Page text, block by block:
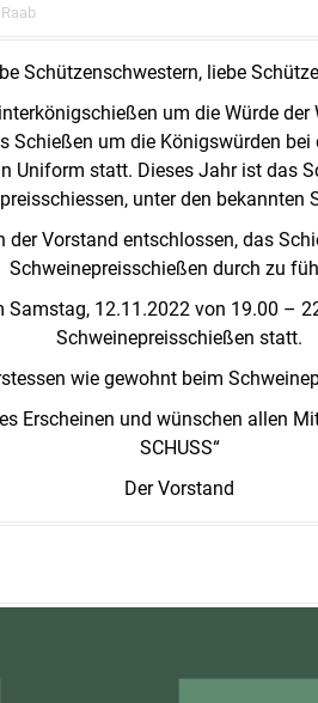
Schützenschwestern, liebe
um die Würde
Schießen um die Königswürden
Uniform statt. Dieses Jahr ist das
unter den bekannten
der Vorstand entschlossen, das
Schweinepreisschießen durch zu
Samstag, 12.11.2022 von 19.00 –
Schweinepreisschießen statt.
wie gewohnt beim
Erscheinen und wünschen allen
SCHUSS“
Der Vorstand